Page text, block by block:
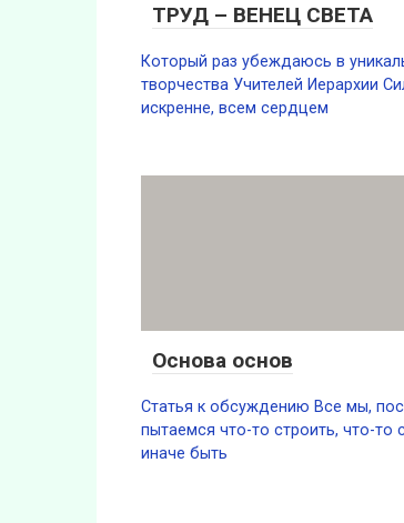
ТРУД – ВЕНЕЦ СВЕТА
Который раз убеждаюсь в
творчества Учителей Иерархии
искренне, всем сердцем
Основа основ
Статья к обсуждению Все мы,
пытаемся что-то строить, что-то
иначе быть